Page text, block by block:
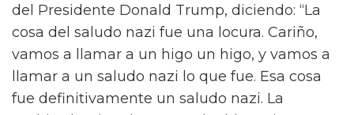
del Presidente Donald Trump, diciendo: “La
cosa del saludo nazi fue una locura. Cariño,
vamos a llamar a un higo un higo, y vamos a
llamar a un saludo nazi lo que fue. Esa cosa
fue definitivamente un saludo nazi. La